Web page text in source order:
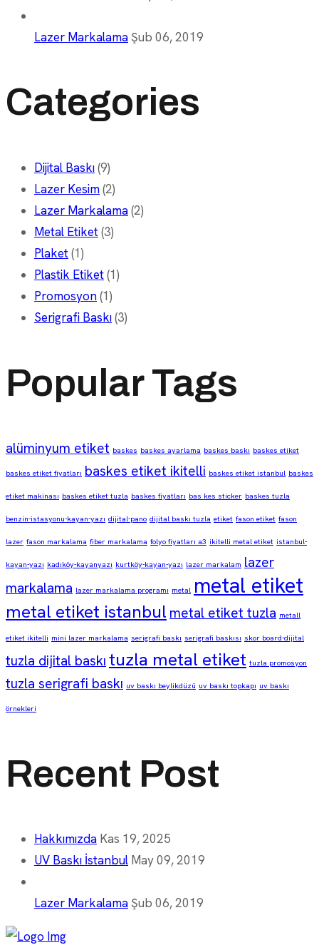
Lazer Markalama Şub 06, 2019
Categories
Dijital Baskı(9)
Lazer Kesim(2)
Lazer Markalama(2)
Metal Etiket(3)
Plaket(1)
Plastik Etiket(1)
Promosyon(1)
Serigrafi Baskı(3)
Popular Tags
alüminyum etiket baskes baskes ayarlama baskes baskı baskes etiket
baskes etiket fiyatları baskes etiket ikitelli baskes etiket istanbul baskes
etiket makinası baskes etiket tuzla baskes fiyatları bas kes sticker baskes tuzla
benzin-istasyonu-kayan-yazı dijital-pano dijital baskı tuzla etiket fason etiket fason
lazer fason markalama fiber markalama folyo fiyatları a3 ikitelli metal etiket istanbul-
kayan-yazı kadıköy-kayanyazı kurtköy-kayan-yazı lazer markalam lazer
markalama lazer markalama programı metal metal etiket
metal etiket istanbul metal etiket tuzla metall
etiket ikitelli mini lazer markalama serigrafi baskı serigrafi baskısı skor board-dijital
tuzla dijital baskı tuzla metal etiket tuzla promosyon
tuzla serigrafi baskı uv baskı beylikdüzü uv baskı topkapı uv baskı
örnekleri
Recent Post
Hakkımızda Kas 19, 2025
UV Baskı İstanbul May 09, 2019
Lazer Markalama Şub 06, 2019